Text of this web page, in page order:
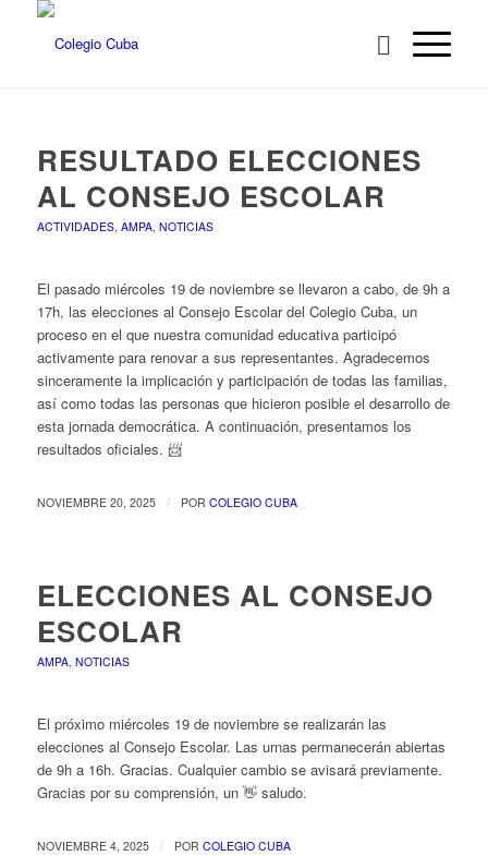
RESULTADO ELECCIONES
AL CONSEJO ESCOLAR
ACTIVIDADES, AMPA, NOTICIAS
El pasado miércoles 19 de noviembre se llevaron a cabo, de 9h a
17h, las elecciones al Consejo Escolar del Colegio Cuba, un
proceso en el que nuestra comunidad educativa participó
activamente para renovar a sus representantes. Agradecemos
sinceramente la implicación y participación de todas las familias,
así como todas las personas que hicieron posible el desarrollo de
esta jornada democrática. A continuación, presentamos los
resultados oficiales. 📨
NOVIEMBRE 20, 2025 / POR COLEGIO CUBA
ELECCIONES AL CONSEJO
ESCOLAR
AMPA, NOTICIAS
El próximo miércoles 19 de noviembre se realizarán las
elecciones al Consejo Escolar. Las urnas permanecerán abiertas
de 9h a 16h. Gracias. Cualquier cambio se avisará previamente.
Gracias por su comprensión, un 👋 saludo.
NOVIEMBRE 4, 2025 / POR COLEGIO CUBA